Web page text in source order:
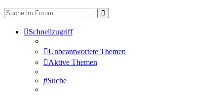
Schnellzugriff
Unbeantwortete Themen
Aktive Themen
Suche